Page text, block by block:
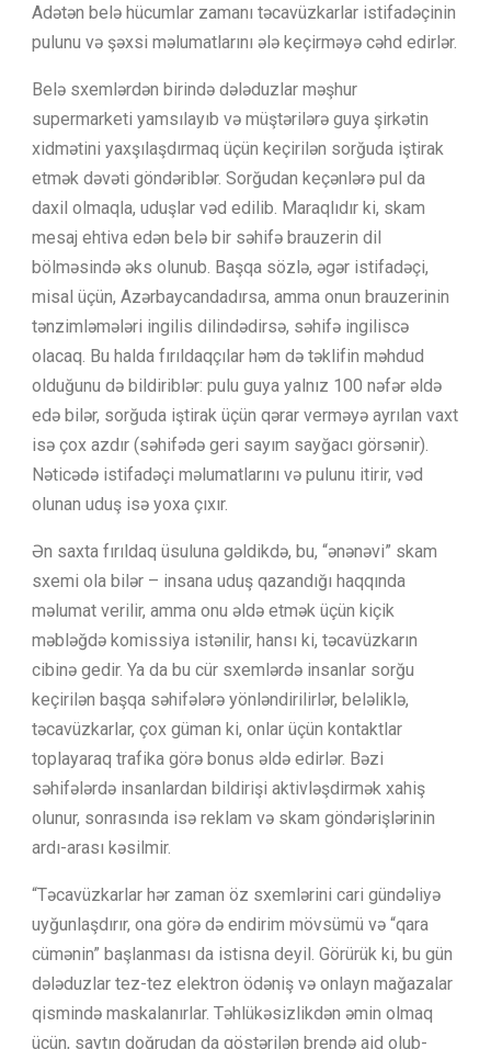
Adətən belə hücumlar zamanı təcavüzkarlar istifadəçinin
pulunu və şəxsi məlumatlarını ələ keçirməyə cəhd edirlər.
Belə sxemlərdən birində dələduzlar məşhur
supermarketi yamsılayıb və müştərilərə guya şirkətin
xidmətini yaxşılaşdırmaq üçün keçirilən sorğuda iştirak
etmək dəvəti göndəriblər. Sorğudan keçənlərə pul da
daxil olmaqla, uduşlar vəd edilib. Maraqlıdır ki, skam
mesaj ehtiva edən belə bir səhifə brauzerin dil
bölməsində əks olunub. Başqa sözlə, əgər istifadəçi,
misal üçün, Azərbaycandadırsa, amma onun brauzerinin
tənzimləmələri ingilis dilindədirsə, səhifə ingiliscə
olacaq. Bu halda fırıldaqçılar həm də təklifin məhdud
olduğunu də bildiriblər: pulu guya yalnız 100 nəfər əldə
edə bilər, sorğuda iştirak üçün qərar verməyə ayrılan vaxt
isə çox azdır (səhifədə geri sayım sayğacı görsənir).
Nəticədə istifadəçi məlumatlarını və pulunu itirir, vəd
olunan uduş isə yoxa çıxır.
Ən saxta fırıldaq üsuluna gəldikdə, bu, “ənənəvi” skam
sxemi ola bilər – insana uduş qazandığı haqqında
məlumat verilir, amma onu əldə etmək üçün kiçik
məbləğdə komissiya istənilir, hansı ki, təcavüzkarın
cibinə gedir. Ya da bu cür sxemlərdə insanlar sorğu
keçirilən başqa səhifələrə yönləndirilirlər, beləliklə,
təcavüzkarlar, çox güman ki, onlar üçün kontaktlar
toplayaraq trafika görə bonus əldə edirlər. Bəzi
səhifələrdə insanlardan bildirişi aktivləşdirmək xahiş
olunur, sonrasında isə reklam və skam göndərişlərinin
ardı-arası kəsilmir.
“Təcavüzkarlar hər zaman öz sxemlərini cari gündəliyə
uyğunlaşdırır, ona görə də endirim mövsümü və “qara
cümənin” başlanması da istisna deyil. Görürük ki, bu gün
dələduzlar tez-tez elektron ödəniş və onlayn mağazalar
qismində maskalanırlar. Təhlükəsizlikdən əmin olmaq
üçün, saytın doğrudan da göstərilən brendə aid olub-